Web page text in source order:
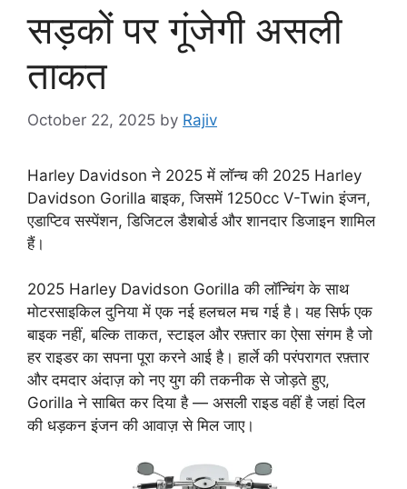
सड़कों पर गूंजेगी असली
ताकत
October 22, 2025 by Rajiv
Harley Davidson ने 2025 में लॉन्च की 2025 Harley
Davidson Gorilla बाइक, जिसमें 1250cc V-Twin इंजन,
एडाप्टिव सस्पेंशन, डिजिटल डैशबोर्ड और शानदार डिजाइन शामिल
हैं।
2025 Harley Davidson Gorilla की लॉन्चिंग के साथ
मोटरसाइकिल दुनिया में एक नई हलचल मच गई है। यह सिर्फ एक
बाइक नहीं, बल्कि ताकत, स्टाइल और रफ़्तार का ऐसा संगम है जो
हर राइडर का सपना पूरा करने आई है। हार्ले की परंपरागत रफ़्तार
और दमदार अंदाज़ को नए युग की तकनीक से जोड़ते हुए,
Gorilla ने साबित कर दिया है — असली राइड वहीं है जहां दिल
की धड़कन इंजन की आवाज़ से मिल जाए।